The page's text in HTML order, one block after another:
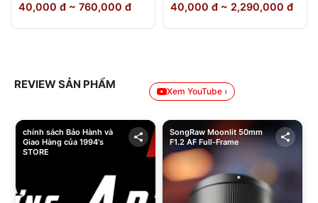
40,000 đ ~ 760,000 đ 40,000 đ ~ 2,290,000 đ
REVIEW SẢN PHẨM
Xem YouTube ›
chính sách Bảo Hành và
Giao Hàng của 1994's
STORE
SongRaw Moonlit 50mm
F1.2 AF Full-Frame